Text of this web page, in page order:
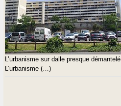
L’urbanisme sur dalle presque démantelé
L’urbanisme (…)